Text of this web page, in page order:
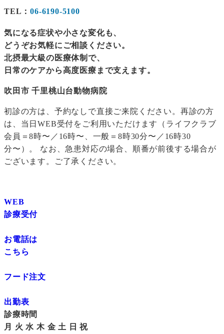
TEL：06-6190-5100
気になる症状や小さな変化も、
どうぞお気軽にご相談ください。
北摂最大級の医療体制で、
日常のケアから高度医療まで支えます。
吹田市 千里桃山台動物病院
初診の方は、予約なしで直接ご来院ください。再診の方
は、当日WEB受付をご利用いただけます（ライフクラブ
会員＝8時〜／16時〜、一般＝8時30分〜／16時30
分〜）。 なお、急患対応の場合、順番が前後する場合が
ございます。ご了承ください。
WEB
診療受付
お電話は
こちら
フード注文
出勤表
診療時間
月
火 水 木 金 土 日 祝